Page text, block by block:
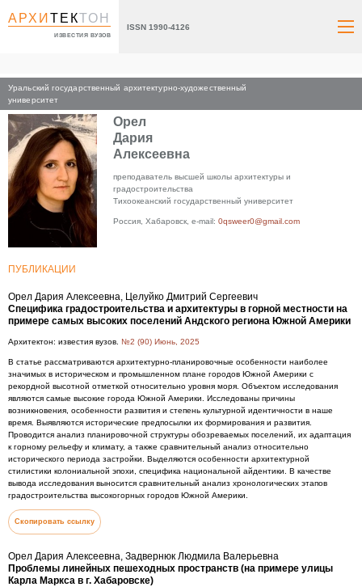
АРХИТЕКТОН
ИЗВЕСТИЯ ВУЗОВ
ISSN 1990-4126
Уральский государственный архитектурно-художественный
университет
Главная
Орел
Дария
Алексеевна
преподаватель высшей школы архитектуры и
градостроительства
Тихоокеанский государственный университет
Россия, Хабаровск, e-mail: 0qsweer0@gmail.com
ПУБЛИКАЦИИ
Орел Дария Алексеевна, Целуйко Дмитрий Сергеевич
Специфика градостроительства и архитектуры в горной местности на
примере самых высоких поселений Андского региона Южной Америки
Архитектон: известия вузов. №2 (90) Июнь, 2025
В статье рассматриваются архитектурно-планировочные особенности наиболее
значимых в историческом и промышленном плане городов Южной Америки с
рекордной высотной отметкой относительно уровня моря. Объектом исследования
являются самые высокие города Южной Америки. Исследованы причины
возникновения, особенности развития и степень культурной идентичности в наше
время. Выявляются исторические предпосылки их формирования и развития.
Проводится анализ планировочной структуры обозреваемых поселений, их адаптация
к горному рельефу и климату, а также сравнительный анализ относительно
исторического периода застройки. Выделяются особенности архитектурной
стилистики колониальной эпохи, специфика национальной айдентики. В качестве
вывода исследования выносится сравнительный анализ хронологических этапов
градостроительства высокогорных городов Южной Америки.
Скопировать ссылку
Орел Дария Алексеевна, Задвернюк Людмила Валерьевна
Проблемы линейных пешеходных пространств (на примере улицы
Карла Маркса в г. Хабаровске)